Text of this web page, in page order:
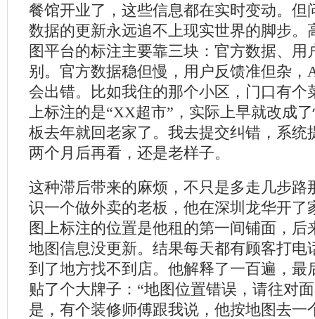
餐馆开业了，这些信息都在实时变动。但
数据的更新永远追不上现实世界的脚步。
图平台的标注主要靠三块：官方数据、用
别。官方数据稳但慢，用户反馈准但杂，
会出错。比如我住的那个小区，门口有个
上标注的是“XX超市”，实际上早就改成
板去年就回老家了。我去提交纠错，系统
两个月后再看，还是老样子。
这种滞后带来的麻烦，不只是多走几步路
识一个做外卖的老板，他在深圳龙华开了
图上标注的位置是他租的第一间铺面，后
地图信息没更新。结果每天都有顾客打电
到了地方找不到店。他解释了一百遍，最
贴了个大牌子：“地图位置错误，请往对
是，有个装修师傅跟我说，他按地图去一